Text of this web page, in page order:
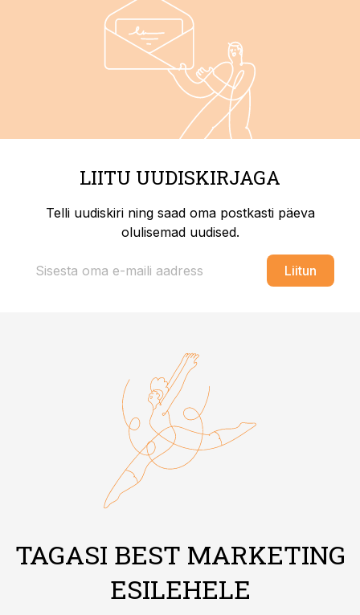
LIITU UUDISKIRJAGA
Telli uudiskiri ning saad oma postkasti päeva
olulisemad uudised.
Liitun
TAGASI BEST MARKETING
ESILEHELE